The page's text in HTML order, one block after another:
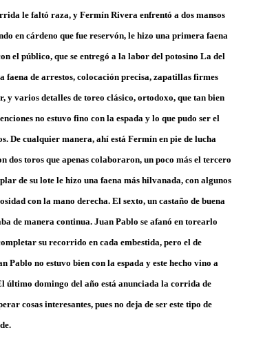
le faltó raza, y Fermín Rivera enfrentó a dos mansos
en cárdeno que fue reservón, le hizo una primera faena
el público, que se entregó a la labor del potosino La del
faena de arrestos, colocación precisa, zapatillas firmes
y varios detalles de toreo clásico, ortodoxo, que tan bien
no estuvo fino con la espada y lo que pudo ser el
De cualquier manera, ahí está Fermín en pie de lucha
dos toros que apenas colaboraron, un poco más el tercero
de su lote le hizo una faena más hilvanada, con algunos
con la mano derecha. El sexto, un castaño de buena
de manera continua. Juan Pablo se afanó en torearlo
su recorrido en cada embestida, pero el de
no estuvo bien con la espada y este hecho vino a
último domingo del año está anunciada la corrida de
cosas interesantes, pues no deja de ser este tipo de